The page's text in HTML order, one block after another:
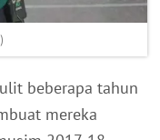
beberapa tahun
mereka